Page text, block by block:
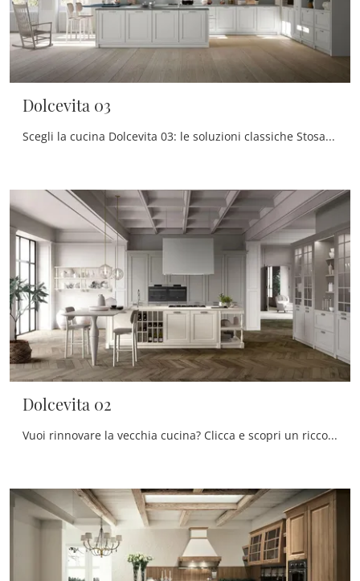
Dolcevita 03
Scegli la cucina Dolcevita 03: le soluzioni classiche Stosa in laccato opaco sono garanzia di qualità, stile e design.
Dolcevita 02
Vuoi rinnovare la vecchia cucina? Clicca e scopri un ricco catalogo di soluzioni classiche con isola: Dolcevita 02 ti sta aspettando!